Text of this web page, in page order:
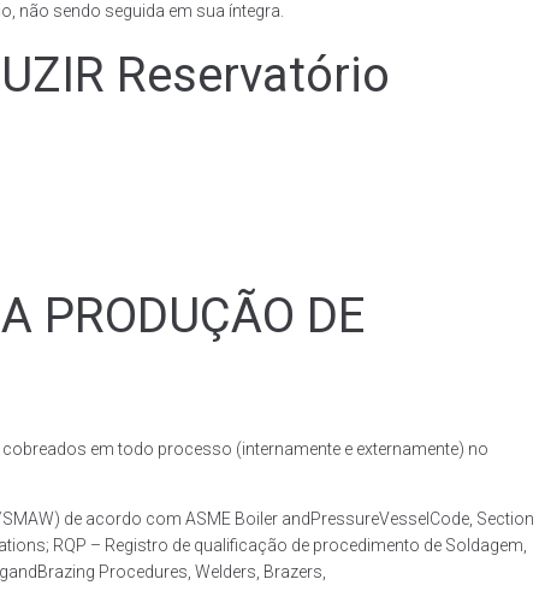
não sendo seguida em sua íntegra.
Reservatório
PRODUÇÃO DE
em todo processo (internamente e externamente) no
de acordo com ASME Boiler andPressureVesselCode, Section
RQP – Registro de qualificação de procedimento de Soldagem,
Procedures, Welders, Brazers,